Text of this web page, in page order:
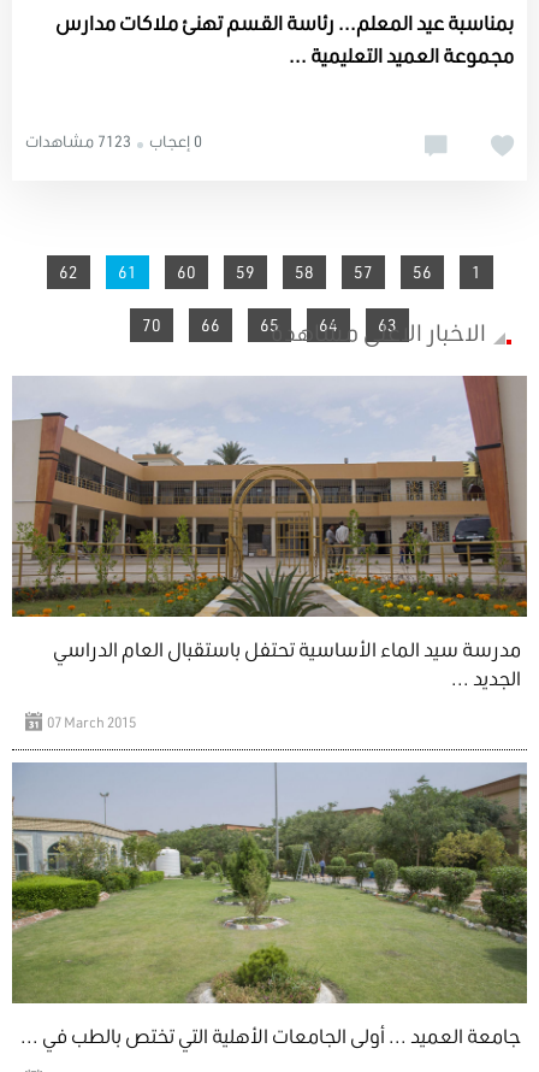
بمناسبة عيد المعلم... رئاسة القسم تهنئ ملاكات مدارس
مجموعة العميد التعليمية ...
7123 مشاهدات 0 إعجاب
1
56
57
58
59
60
You're on page
61
62
63
64
65
66
70 الاخبار الاعلى مشاهدة
مدرسة سيد الماء الأساسية تحتفل باستقبال العام الدراسي
الجديد ...
07 March 2015
جامعة العميد ... أولى الجامعات الأهلية التي تختص بالطب في ...